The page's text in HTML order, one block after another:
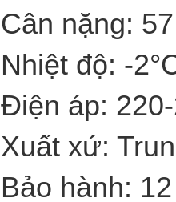
Cân nặng:
Nhiệt độ: -
Điện áp:
Xuất xứ:
Bảo hành: